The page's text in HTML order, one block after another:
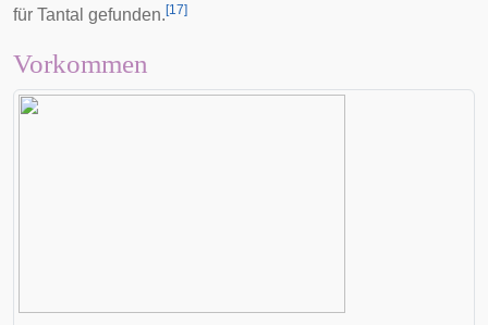
für Tantal gefunden. [17]
Vorkommen